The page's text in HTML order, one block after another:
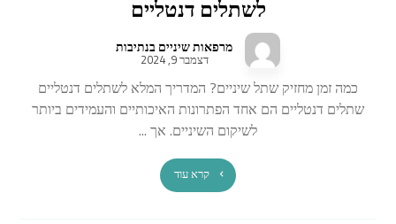
לשתלים דנטליים
מרפאות שיניים בנתיבות
דצמבר 9, 2024
כמה זמן מחזיק שתל שיניים? המדריך המלא לשתלים דנטליים
שתלים דנטליים הם אחד הפתרונות האיכותיים והעמידים ביותר
לשיקום השיניים. אך ...
קרא עוד